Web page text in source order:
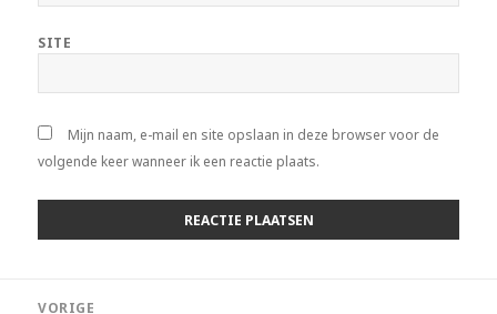
SITE
Mijn naam, e-mail en site opslaan in deze browser voor de
volgende keer wanneer ik een reactie plaats.
VORIGE